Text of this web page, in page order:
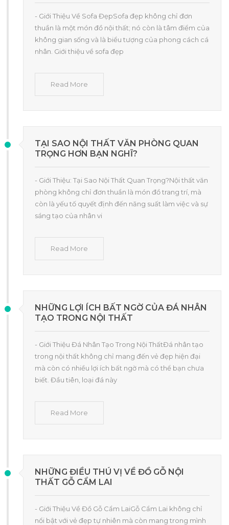
- Giới Thiệu Về Sofa ĐẹpSofa đẹp không chỉ đơn
thuần là một món đồ nội thất; nó còn là tâm điểm của
không gian sống và là biểu tượng của phong cách cá
nhân. Giới thiệu về sofa đẹp
Read More
TẠI SAO NỘI THẤT VĂN PHÒNG QUAN
TRỌNG HƠN BẠN NGHĨ?
- Giới Thiệu: Tại Sao Nội Thất Quan Trọng?Nội thất văn
phòng không chỉ đơn thuần là món đồ trang trí, mà
còn là yếu tố quyết định đến năng suất làm việc và sự
sáng tạo của nhân vi
Read More
NHỮNG LỢI ÍCH BẤT NGỜ CỦA ĐÁ NHÂN
TẠO TRONG NỘI THẤT
- Giới Thiệu Đá Nhân Tạo Trong Nội ThấtĐá nhân tạo
trong nội thất không chỉ mang đến vẻ đẹp hiện đại
mà còn có nhiều lợi ích bất ngờ mà có thể bạn chưa
biết. Đầu tiên, loại đá này
Read More
NHỮNG ĐIỀU THÚ VỊ VỀ ĐỒ GỖ NỘI
THẤT GỖ CẨM LAI
- Giới Thiệu Về Đồ Gỗ Cẩm LaiGỗ Cẩm Lai không chỉ
nổi bật với vẻ đẹp tự nhiên mà còn mang trong mình